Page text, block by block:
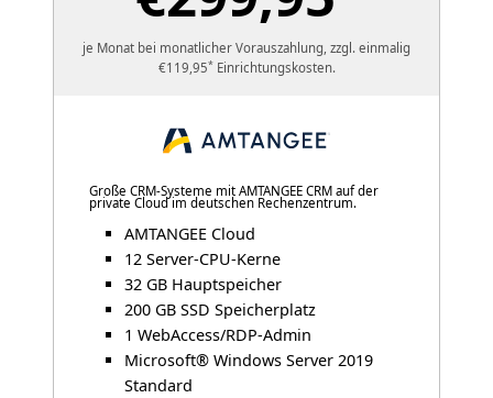
je Monat bei monatlicher Vorauszahlung, zzgl. einmalig
€119,95*Einrichtungskosten.
Große CRM-Systeme mit AMTANGEE CRM auf der
private Cloud im deutschen Rechenzentrum.
AMTANGEE Cloud
12 Server-CPU-Kerne
32 GB Hauptspeicher
200 GB SSD Speicherplatz
1 WebAccess/RDP-Admin
Microsoft® Windows Server 2019
Standard